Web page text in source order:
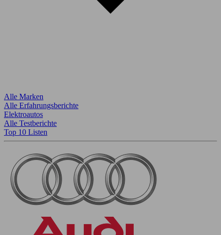
Alle Marken
Alle Erfahrungsberichte
Elektroautos
Alle Testberichte
Top 10 Listen